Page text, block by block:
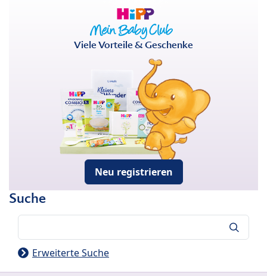
Viele Vorteile & Geschenke
Neu registrieren
Suche
Erweiterte Suche